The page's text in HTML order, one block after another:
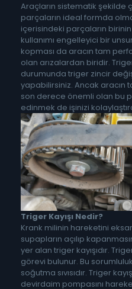
Araçların sistematik şekilde
parçaların ideal formda
içerisindeki parçaların
kullanımı engelleyici bir
kopması da aracın tam
olan arızalardan biridir. Triger
durumunda triger zincir
yapabilirsiniz. Ancak aracın
son derece önemli olan bu
edinmek de işinizi
Triger Kayışı Nedir?
Krank milinin hareketini
supapların açılıp
yer alan triger kayışıdır.
görevi bulunur. Bu
soğutma sıvısıdır. Triger
devirdaim pompasını